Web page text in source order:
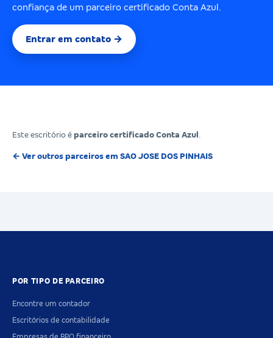
confiança de um parceiro certificado Conta Azul.
Entrar em contato →
Este escritório é parceiro certificado Conta Azul
← Ver outros parceiros em SAO JOSE DOS PINHAIS
POR TIPO DE PARCEIRO
Encontre um contador
Escritórios de contabilidade